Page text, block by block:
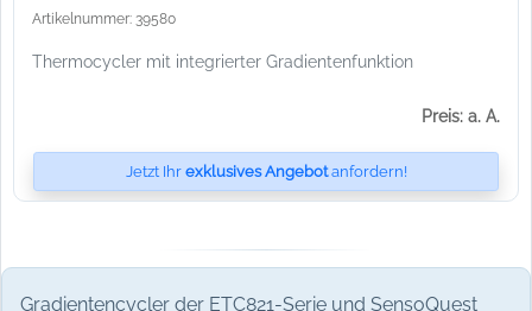
Gradientencycler der ETC821-Serie und SensoQuest
Artikelnummer: 39580
Thermocycler mit integrierter Gradientenfunktion
Preis: a. A.
Jetzt Ihr exklusives Angebotanfordern!